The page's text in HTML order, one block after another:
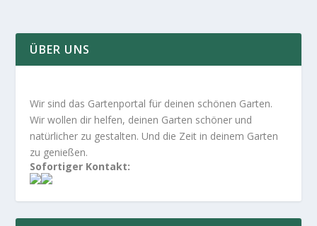
ÜBER UNS
Wir sind das Gartenportal für deinen schönen Garten.
Wir wollen dir helfen, deinen Garten schöner und
natürlicher zu gestalten. Und die Zeit in deinem Garten
zu genießen.
Sofortiger Kontakt: